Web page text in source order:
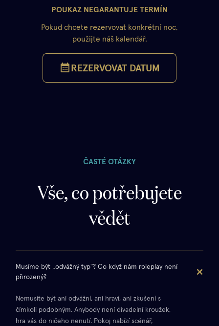
POUKAZ NEGARANTUJE TERMÍN
Pokud chcete rezervovat konkrétní noc,
použijte náš kalendář.
REZERVOVAT DATUM
ČASTÉ OTÁZKY
Vše, co potřebujete
vědět
Musíme být „odvážný typ"? Co když nám roleplay není
přirozený?
Nemusíte být ani odvážní, ani hraví, ani zkušení s
čímkoli podobným. Anybody není divadelní kroužek,
hra vás do ničeho nenutí. Pokoj nabízí scénář,